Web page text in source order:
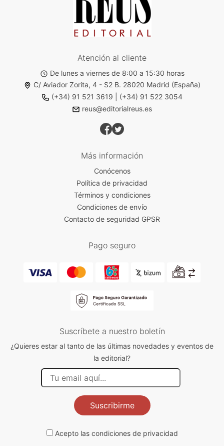
Atención al cliente
De lunes a viernes de 8:00 a 15:30 horas
C/ Aviador Zorita, 4 - S2 B. 28020 Madrid (España)
(+34) 91 521 3619
(+34) 91 522 3054
reus@editorialreus.es
Más información
Conócenos
Política de privacidad
Términos y condiciones
Condiciones de envío
Contacto de seguridad GPSR
Pago seguro
Suscríbete a nuestro boletín
¿Quieres estar al tanto de las últimas novedades y eventos de
la editorial?
Suscribirme
Acepto las condiciones de privacidad